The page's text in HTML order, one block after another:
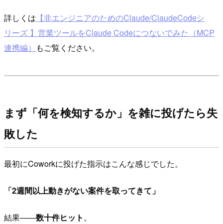
詳しくは 【非エンジニアのためのClaude/ClaudeCodeシ
リーズ 】営業ツールをClaude Codeにつないでみた（MCP
連携編） もご覧ください。
まず「何を検知するか」を雑に投げたら失
敗した
最初にCoworkに投げた指示はこんな感じでした。
「2週間以上動きがない案件を取ってきて」
結果——数十件ヒット。